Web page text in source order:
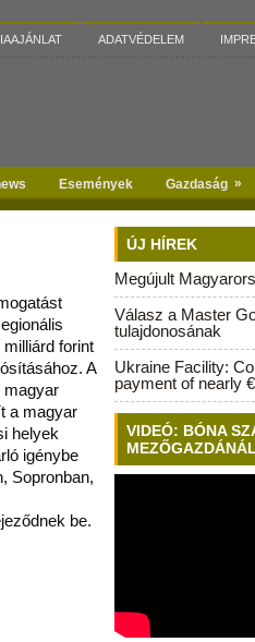
ADATVÉDELEM
Események Gazdaság »
forint
A
magyar
a magyar
helyek
igénybe
Sopronban,
be.
ÚJ HÍREK
Megújult
Válasz a Master
tulajdonosának
Ukraine Facility:
payment of nearly
VIDEÓ: BÓNA
MEZŐGAZDÁNÁL